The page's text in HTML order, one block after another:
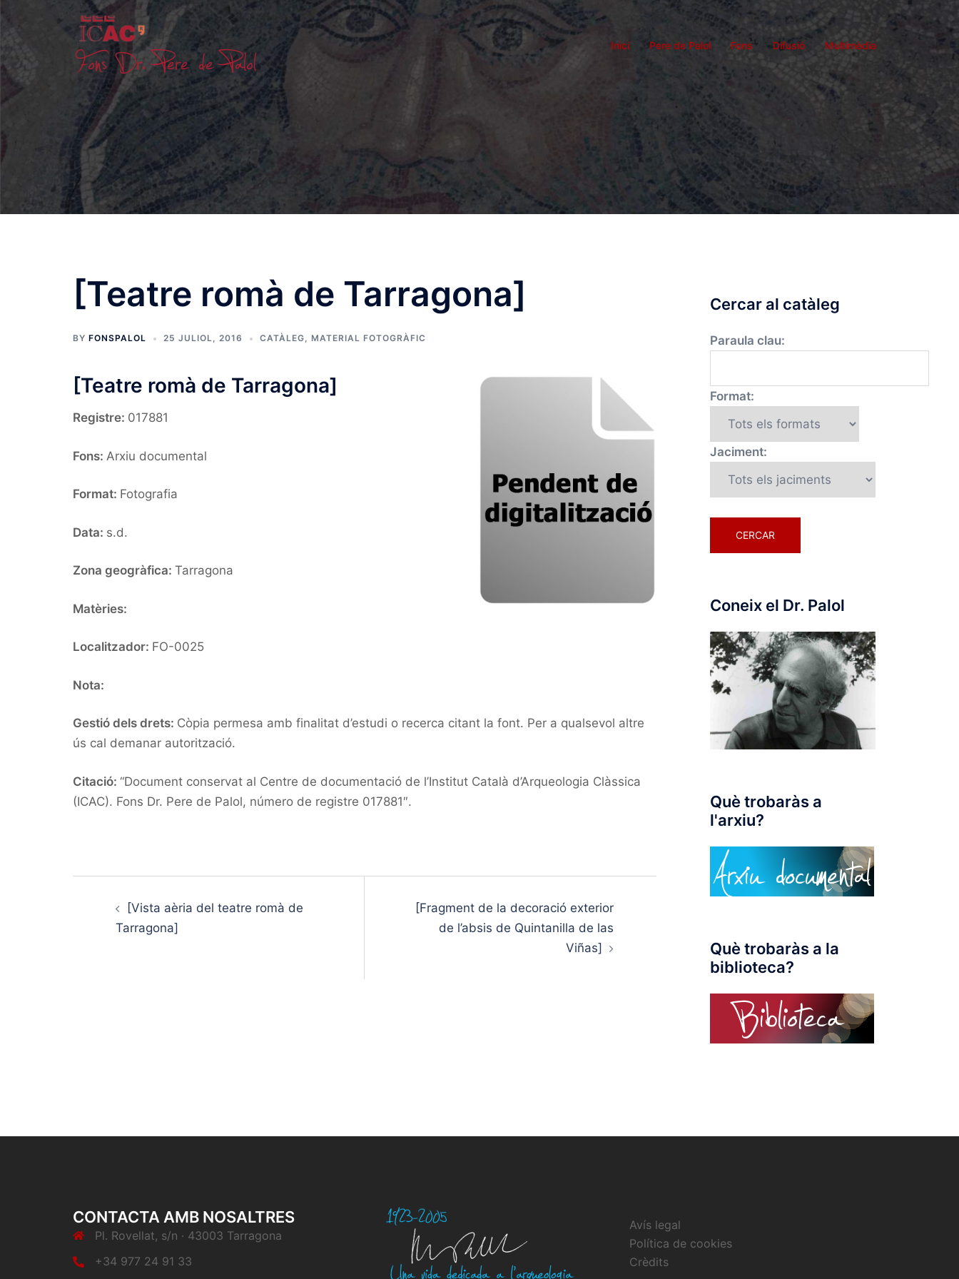
to
content
Inici Pere de Palol Fons Difusió Multimèdia
[Teatre romà de Tarragona]
BY FONSPALOL 25 JULIOL, 2016 CATÀLEG, MATERIAL FOTOGRÀFIC
[Teatre romà de Tarragona]
Registre: 017881
Fons: Arxiu documental
Format: Fotografia
Data: s.d.
Zona geogràfica: Tarragona
Matèries:
Localitzador: FO-0025
Nota:
Gestió dels drets: Còpia permesa amb finalitat d’estudi o recerca citant la font. Per a qualsevol altre
ús cal demanar autorització.
Citació: “Document conservat al Centre de documentació de l’Institut Català d’Arqueologia Clàssica
(ICAC). Fons Dr. Pere de Palol, número de registre 017881″.
navigation[Vista aèria del teatre romà de
Tarragona]
[Fragment de la decoració exterior
de l’absis de Quintanilla de las
Viñas]
Cercar al catàleg
Paraula clau:
Format:
Jaciment:
Coneix el Dr. Palol
Què trobaràs a
l'arxiu?
Què trobaràs a la
biblioteca?
CONTACTA AMB NOSALTRES
Pl. Rovellat, s/n · 43003 Tarragona
+34 977 24 91 33
Avís legal
Política de cookies
Crèdits